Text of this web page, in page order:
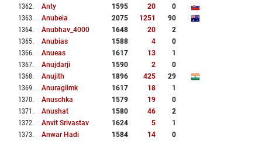
1362. Anty 1595 20
0
1363. Anubeia 2075 1251
90
1364. Anubhav_4000 1648 20
2
1365. Anubias 1588 4
0
1366. Anueas 1617 13
1
1367. Anujdarji 1590 2
0
1368. Anujith 1896 425
29
1369. Anuragiimk 1617 18
1
1370. Anuschka 1579 19
0
1371 . Anushat 1580 46
2
1372. Anvit Srivastav 1624 5
1
1373. Anwar Hadi 1584 14
0